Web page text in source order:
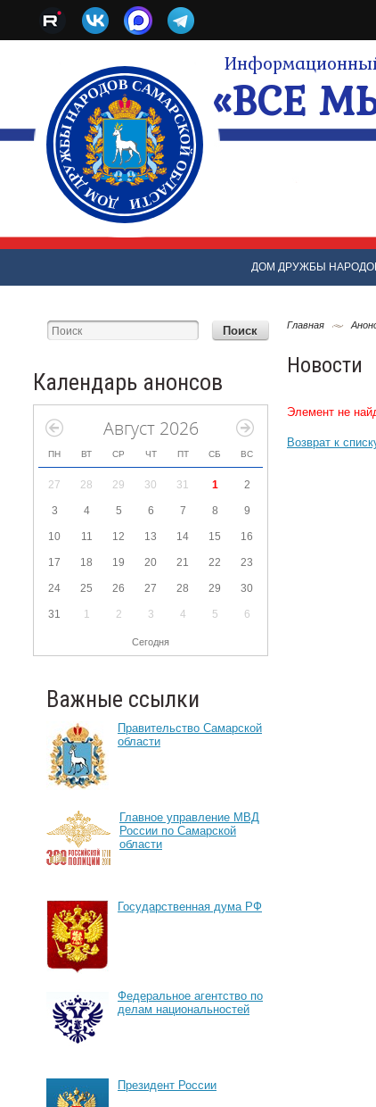
«ВСЕ
ДОМ ДРУЖБЫ
Календарь анонсов
Август 2026
ПН ВТ СР ЧТ ПТ СБ ВС
27 28 29 30 31 1 2
3 4 5 6 7 8 9
10 11 12 13 14 15 16
17 18 19 20 21 22 23
24 25 26 27 28 29 30
31 1 2 3 4 5 6
Сегодня
Важные ссылки
Правительство Самарской
области
Главное управление МВД
России по Самарской
области
Государственная дума РФ
Федеральное агентство по
делам национальностей
Президент России
Главная
Новости
Элемент не
Возврат к